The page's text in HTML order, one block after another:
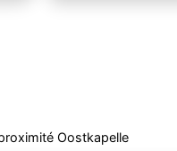
Oostkapelle